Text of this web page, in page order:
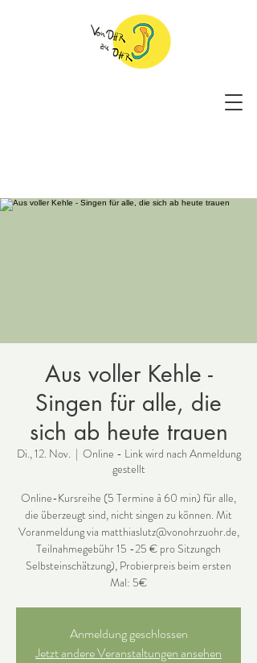
Aus voller Kehle -
Singen für alle, die
sich ab heute trauen
Di., 12. Nov.
  |
Online - Link wird nach Anmeldung
gestellt
Online-Kursreihe (5 Termine à 60 min) für alle,
die überzeugt sind, nicht singen zu können. Mit
Voranmeldung via matthiaslutz@vonohrzuohr.de,
Teilnahmegebühr 15 -25 € pro Sitzungch
Selbsteinschätzung), Probierpreis beim ersten
Mal: 5€
Anmeldung geschlossen
Jetzt andere Veranstaltungen ansehen